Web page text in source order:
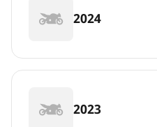
2024
2023